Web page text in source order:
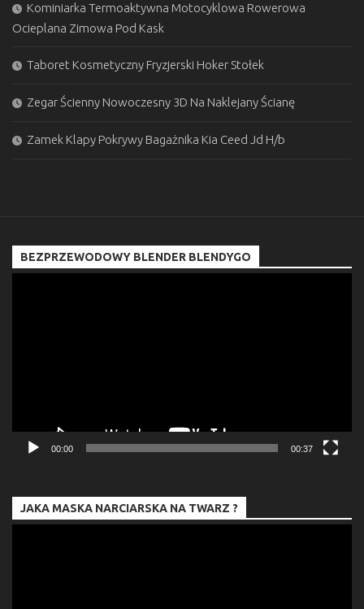
Kominiarka Termoaktywna Motocyklowa Rowerowa
Ocieplana Zimowa Pod Kask
Taboret Kosmetyczny Fryzjerski Hoker Stołek
Zegar Ścienny Nowoczesny 3D Na Naklejany Ścianę
Zamek Klapy Pokrywy Bagażnika Kia Ceed Jd H/b
BEZPRZEWODOWY BLENDER BLENDYGO
00:00 00:37
JAKA MASKA NARCIARSKA NA TWARZ ?